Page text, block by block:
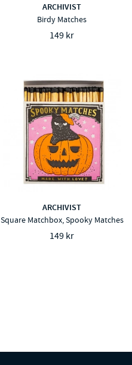
ARCHIVIST
Birdy Matches
149 kr
ARCHIVIST
Square Matchbox, Spooky Matches
149 kr